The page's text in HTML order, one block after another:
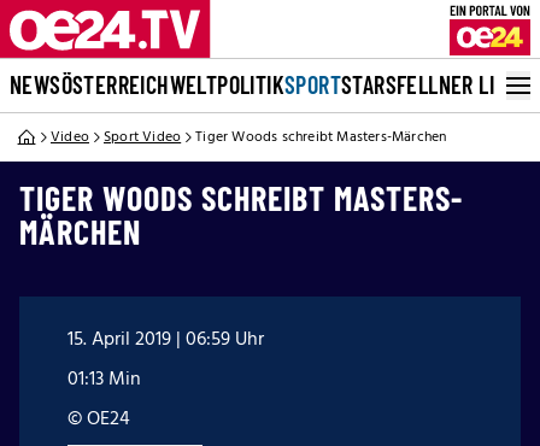
NEWSÖSTERREICHWELTPOLITIKSPORTSTARSFELLNER LIVE
Video Sport Video Tiger Woods schreibt Masters-Märchen
TIGER WOODS SCHREIBT MASTERS-
MÄRCHEN
15. April 2019 | 06:59 Uhr
01:13 Min
© OE24